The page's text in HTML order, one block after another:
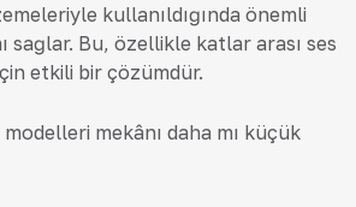
kullanıldığında önemli
sağlar. Bu, özellikle katlar arası ses
etkili bir çözümdür.
mekânı daha mı küçük